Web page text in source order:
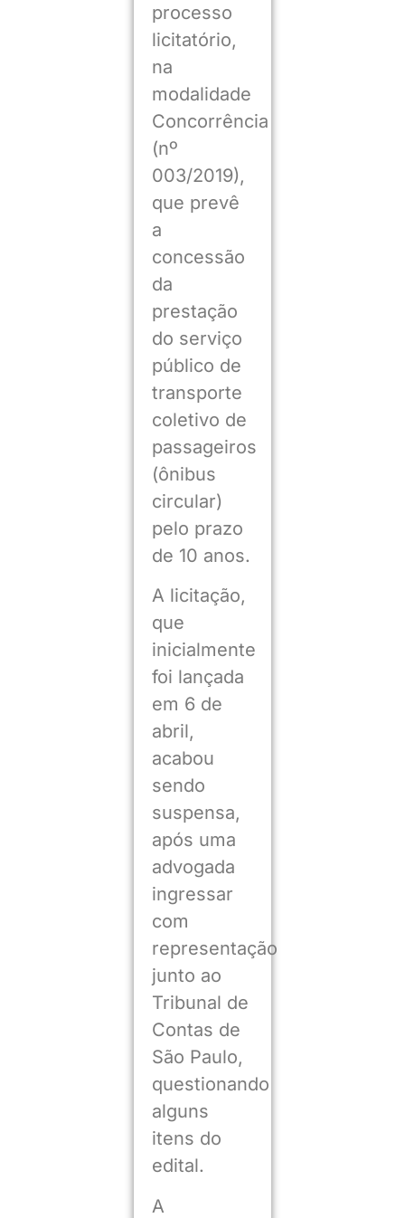
processo
licitatório,
na
modalidade
Concorrência
(nº
003/2019),
que prevê
a
concessão
da
prestação
do serviço
público de
transporte
coletivo de
passageiros
(ônibus
circular)
pelo prazo
de 10 anos.
A licitação,
que
inicialmente
foi lançada
em 6 de
abril,
acabou
sendo
suspensa,
após uma
advogada
ingressar
com
representação
junto ao
Tribunal de
Contas de
São Paulo,
questionando
alguns
itens do
edital.
A